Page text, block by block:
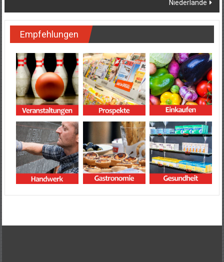
Niederlande
Empfehlungen